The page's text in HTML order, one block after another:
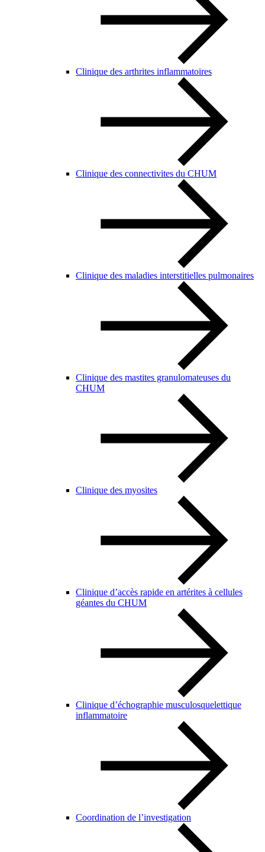
Clinique des arthrites inflammatoires
Clinique des connectivites du CHUM
Clinique des maladies interstitielles pulmonaires
Clinique des mastites granulomateuses du
CHUM
Clinique des myosites
Clinique d’accès rapide en artérites à cellules
géantes du CHUM
Clinique d’échographie musculosquelettique
inflammatoire
Coordination de l’investigation